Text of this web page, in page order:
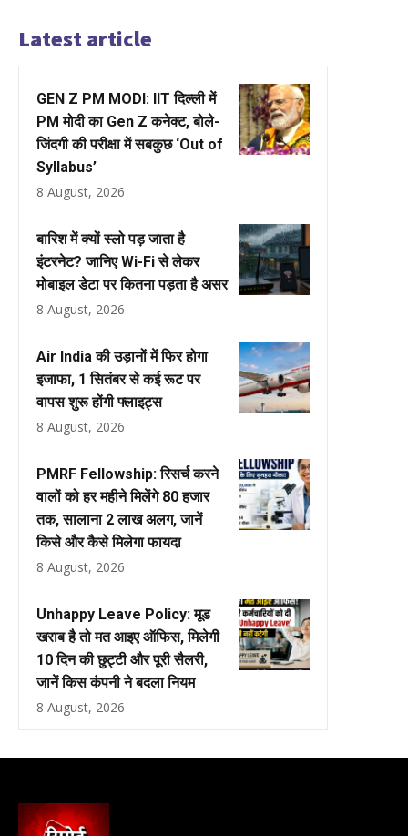
Latest article
GEN Z PM MODI: IIT दिल्ली में
PM मोदी का Gen Z कनेक्ट, बोले-
जिंदगी की परीक्षा में सबकुछ ‘Out of
Syllabus’
8 August, 2026
बारिश में क्यों स्लो पड़ जाता है
इंटरनेट? जानिए Wi-Fi से लेकर
मोबाइल डेटा पर कितना पड़ता है असर
8 August, 2026
Air India की उड़ानों में फिर होगा
इजाफा, 1 सितंबर से कई रूट पर
वापस शुरू होंगी फ्लाइट्स
8 August, 2026
PMRF Fellowship: रिसर्च करने
वालों को हर महीने मिलेंगे ₹80 हजार
तक, सालाना ₹2 लाख अलग, जानें
किसे और कैसे मिलेगा फायदा
8 August, 2026
Unhappy Leave Policy: मूड
खराब है तो मत आइए ऑफिस, मिलेगी
10 दिन की छुट्टी और पूरी सैलरी,
जानें किस कंपनी ने बदला नियम
8 August, 2026